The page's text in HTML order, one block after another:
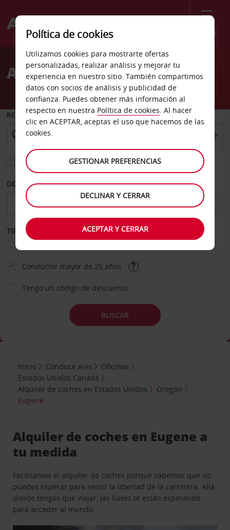
Menú
Welcome
AvisAlquiler de coches Eugene
RECOGER EN
Elegir otra oficina de devolución
DESDE HASTA
TIPO DE ALQUILER
Conductor mayor de 25 años
Tengo un código de descuento
BUSCAR
Inicio Conduce Avis
Oficinas
Estados Unidos Canadá
Alquiler de coches en Estados Unidos
Oregón
Eugene
Alquiler de coches en Eugene a
tu medida
Facilitamos el alquiler de coches porque sabemos que no
puedes esperar para sentir la libertad de la carretera. Allá
donde tengas que viajar, las llaves te están esperando
para acceder al mundo.
Política de cookies
Utilizamos cookies para mostrarte ofertas
personalizadas, realizar análisis y mejorar tu
experiencia en nuestro sitio. También compartimos
datos con socios de análisis y publicidad de
confianza. Puedes obtener más información al
respecto en nuestra Política de cookies. Al hacer
clic en ACEPTAR, aceptas el uso que hacemos de las
cookies.
GESTIONAR PREFERENCIAS
DECLINAR Y CERRAR
ACEPTAR Y CERRAR